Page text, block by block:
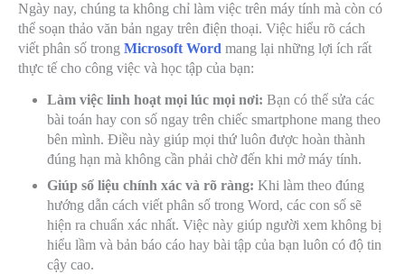
Ngày nay, chúng ta không chỉ làm việc trên máy tính mà còn có
thể soạn thảo văn bản ngay trên điện thoại. Việc hiểu rõ cách
viết phân số trong Microsoft Word mang lại những lợi ích rất
thực tế cho công việc và học tập của bạn:
Làm việc linh hoạt mọi lúc mọi nơi: Bạn có thể sửa các
bài toán hay con số ngay trên chiếc smartphone mang theo
bên mình. Điều này giúp mọi thứ luôn được hoàn thành
đúng hạn mà không cần phải chờ đến khi mở máy tính.
Giúp số liệu chính xác và rõ ràng: Khi làm theo đúng
hướng dẫn cách viết phân số trong Word, các con số sẽ
hiện ra chuẩn xác nhất. Việc này giúp người xem không bị
hiểu lầm và bản báo cáo hay bài tập của bạn luôn có độ tin
cậy cao.